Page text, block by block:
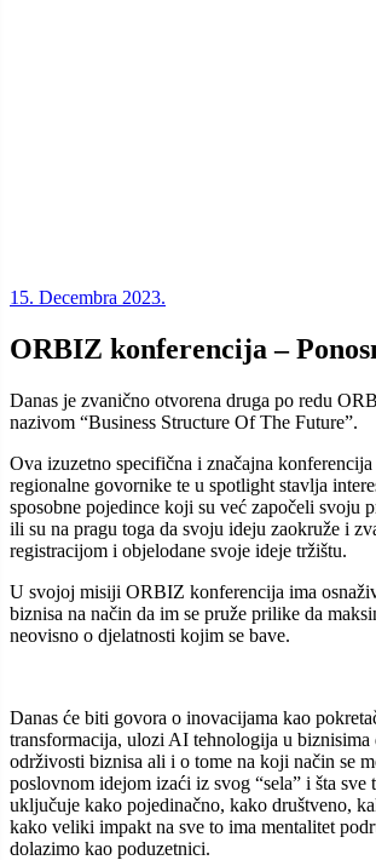
15. Decembra 2023.
ORBIZ konferencija –
Danas je zvanično otvorena druga po redu
nazivom “Business Structure Of The Future”.
Ova izuzetno specifična i značajna
regionalne govornike te u spotlight stavlja
sposobne pojedince koji su već započeli svoju
ili su na pragu toga da svoju ideju zaokruže i
registracijom i objelodane svoje ideje tržištu.
U svojoj misiji ORBIZ konferencija ima
biznisa na način da im se pruže prilike da
neovisno o djelatnosti kojim se bave.
Danas će biti govora o inovacijama kao
transformacija, ulozi AI tehnologija u biznisima
održivosti biznisa ali i o tome na koji način se
poslovnom idejom izaći iz svog “sela” i šta sve
uključuje kako pojedinačno, kako društveno,
kako veliki impakt na sve to ima mentalitet
dolazimo kao poduzetnici.